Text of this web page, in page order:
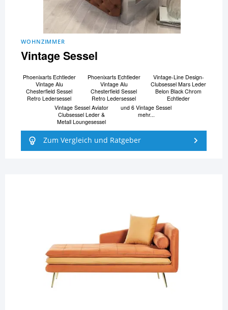
WOHNZIMMER
Vintage Sessel
Phoenixarts Echtleder
Vintage Alu
Chesterfield Sessel
Retro Ledersessel
Phoenixarts Echtleder
Vintage Alu
Chesterfield Sessel
Retro Ledersessel
Vintage-Line Design-
Clubsessel Mars Leder
Belon Black Chrom
Echtleder
Vintage Sessel Aviator
Clubsessel Leder &
Metall Loungesessel
und 6 Vintage Sessel
mehr...
Zum Vergleich und Ratgeber